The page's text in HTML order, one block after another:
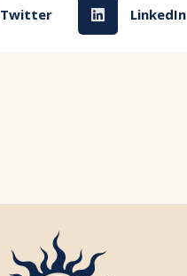
Twitter LinkedIn